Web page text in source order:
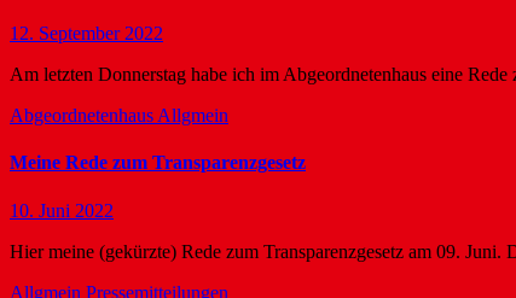
12. September 2022
Am letzten Donnerstag habe ich im Abgeordnetenhaus eine
Abgeordnetenhaus Allgmein
Meine Rede zum Transparenzgesetz
10. Juni 2022
Hier meine (gekürzte) Rede zum Transparenzgesetz am 09.
Allgmein Pressemitteilungen